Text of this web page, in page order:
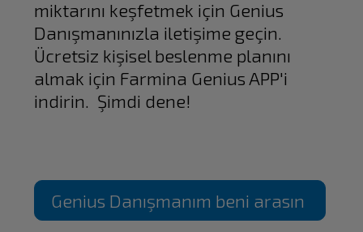
miktarını keşfetmek için Genius
Danışmanınızla iletişime geçin.
Ücretsiz kişisel beslenme planını
almak için Farmina Genius APP'i
indirin. Şimdi dene!
Genius Danışmanım beni arasın